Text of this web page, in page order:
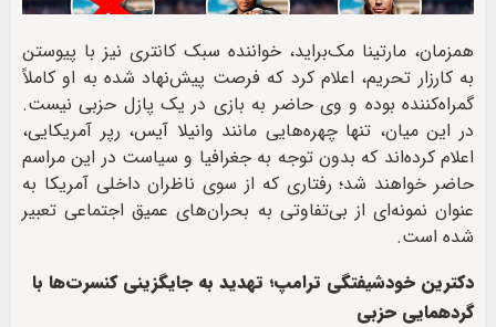
همزمان، مارتینا مک‌براید، خواننده سبک کانتری نیز با پیوستن
به کارزار تحریم، اعلام کرد که فرصت پیش‌نهاد شده به او کاملاً
گمراه‌کننده بوده و وی حاضر به بازی در یک پازل حزبی نیست.
در این میان، تنها چهره‌هایی مانند وانیلا آیس، رپر آمریکایی،
اعلام کرده‌اند که بدون توجه به جغرافیا و سیاست در این مراسم
حاضر خواهند شد؛ رفتاری که از سوی ناظران داخلی آمریکا به
عنوان نمونه‌ای از بی‌تفاوتی به بحران‌های عمیق اجتماعی تعبیر
شده است.
دکترین خودشیفتگی ترامپ؛ تهدید به جایگزینی کنسرت‌ها با
گردهمایی حزبی